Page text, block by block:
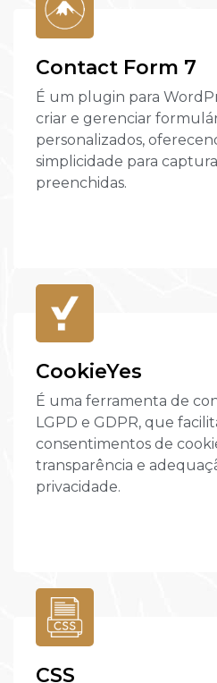
Contact Form 7
É um plugin para
criar e gerenciar
personalizados,
simplicidade para
preenchidas.
CookieYes
É uma ferramenta de
LGPD e GDPR, que
consentimentos de
transparência e
privacidade.
CSS